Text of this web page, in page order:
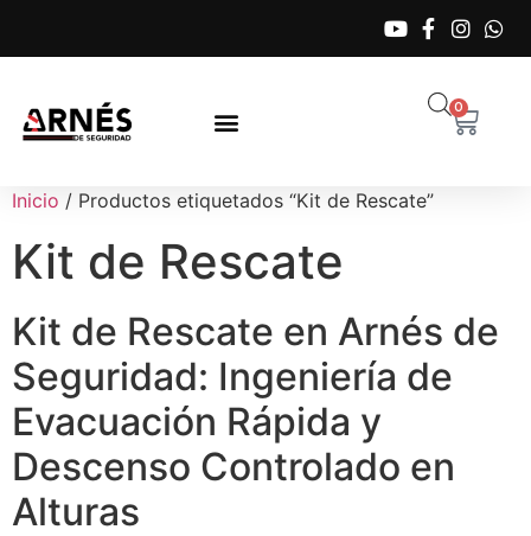
0
Inicio / Productos etiquetados “Kit de Rescate”
Kit de Rescate
Kit de Rescate en Arnés de
Seguridad: Ingeniería de
Evacuación Rápida y
Descenso Controlado en
Alturas